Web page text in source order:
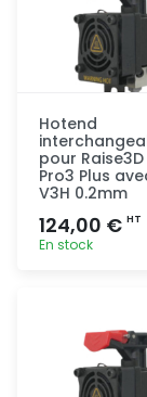
Hotend
pour
Pro3 Plus
V3H 0.2mm
124,00 € HT
En stock